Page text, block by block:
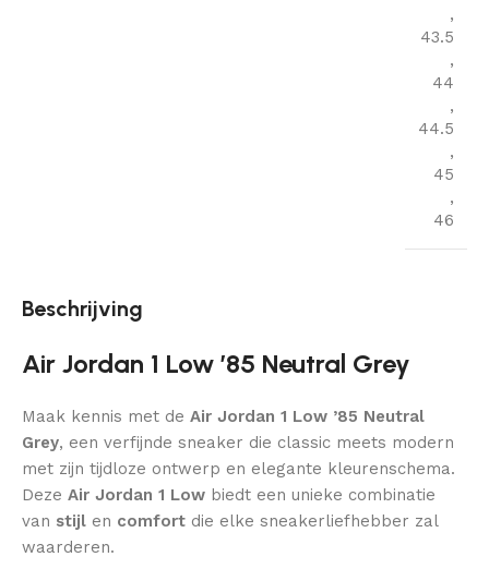
,
43.5
,
44
,
44.5
,
45
,
46
Beschrijving
Air Jordan 1 Low ’85 Neutral Grey
Maak kennis met de Air Jordan 1 Low ’85 Neutral
Grey, een verfijnde sneaker die classic meets modern
met zijn tijdloze ontwerp en elegante kleurenschema.
Deze Air Jordan 1 Low biedt een unieke combinatie
van stijl en comfort die elke sneakerliefhebber zal
waarderen.